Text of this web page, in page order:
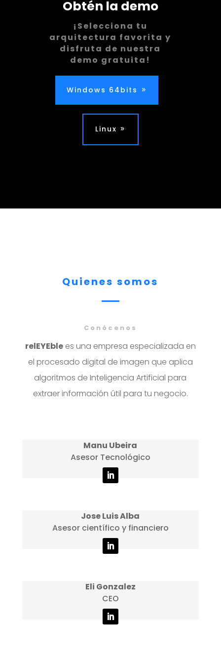
Obtén la demo
¡Selecciona tu
arquitectura favorita y
disfruta de nuestra
demo gratuita!
Windows 64bits
Linux
Quienes somos
Conócenos
relEYEblees una empresa especializada en
el procesado digital de imagen que aplica
algoritmos de Inteligencia Artificial para
extraer información útil para tu negocio.
Manu Ubeira
Asesor Tecnológico
Jose Luis Alba
Asesor científico y financiero
Eli Gonzalez
CEO